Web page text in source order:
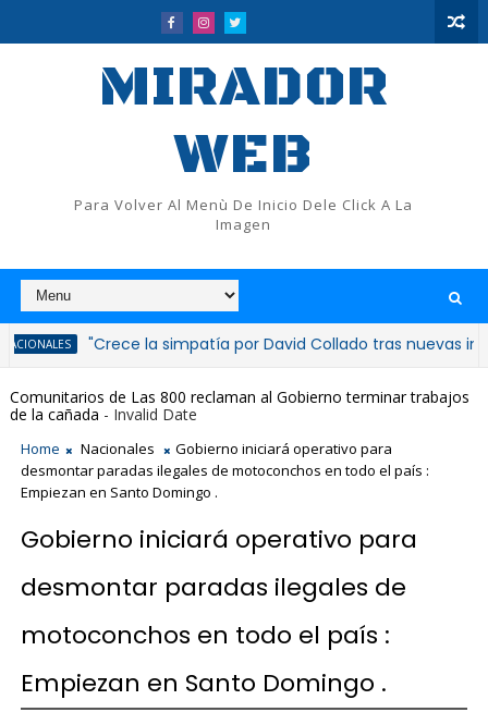
MIRADOR
WEB
Para Volver Al Menù De Inicio Dele Click A La
Imagen
"Crece la simpatía por David Collado tras nuevas
Comunitarios de Las 800 reclaman al Gobierno terminar trabajos
de la cañada - Invalid Date
Home Nacionales
Gobierno iniciará operativo para
desmontar paradas ilegales de motoconchos en todo el país :
Empiezan en Santo Domingo .
Gobierno iniciará operativo para
desmontar paradas ilegales de
motoconchos en todo el país :
Empiezan en Santo Domingo .